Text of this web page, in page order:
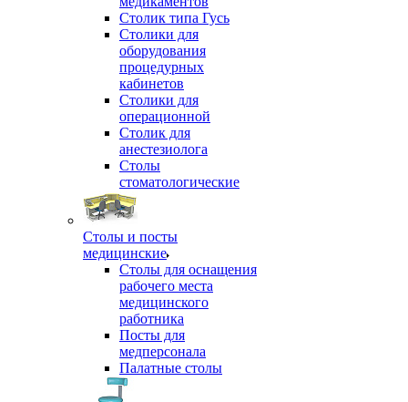
Столик типа Гусь
Столики для
оборудования
процедурных
кабинетов
Столики для
операционной
Столик для
анестезиолога
Столы
стоматологические
Столы и посты
медицинские
Столы для оснащения
рабочего места
медицинского
работника
Посты для
медперсонала
Палатные столы